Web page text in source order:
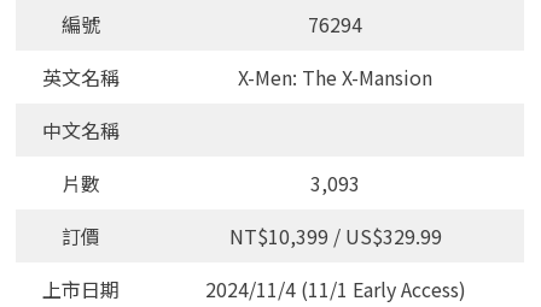
編號
76294
英文名稱
X-Men: The X-Mansion
中文名稱
片數
3,093
訂價
NT$10,399 / US$329.99
上市日期
2024/11/4 (11/1 Early Access)